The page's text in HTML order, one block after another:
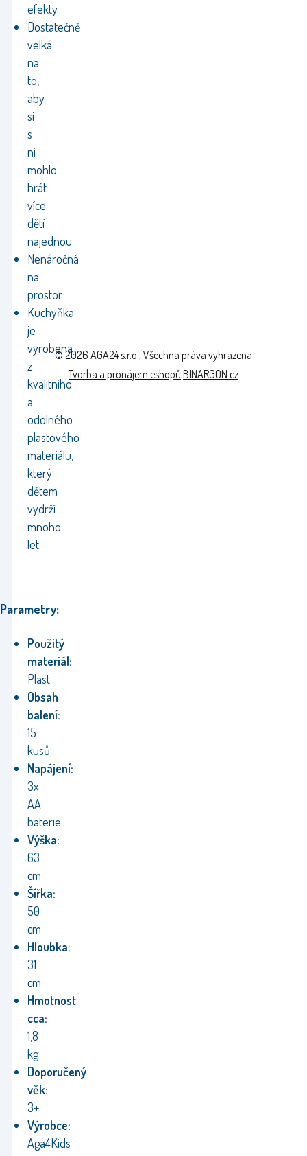
efekty
Dostatečně
velká
na
to,
aby
si
s
ní
mohlo
hrát
více
dětí
najednou
Nenáročná
na
prostor
Kuchyňka
je
vyrobena
z
kvalitního
a
odolného
plastového
materiálu,
který
dětem
vydrží
mnoho
let
Parametry:
Použitý
materiál:
Plast
Obsah
balení:
15
kusů
Napájení:
3x
AA
baterie
Výška:
63
cm
Šířka:
50
cm
Hloubka:
31
cm
Hmotnost
cca:
1,8
kg
Doporučený
věk:
3+
Výrobce:
Aga4Kids
© 2026 AGA24 s.r.o., Všechna práva vyhrazena
Tvorba a pronájem eshopů BINARGON.cz